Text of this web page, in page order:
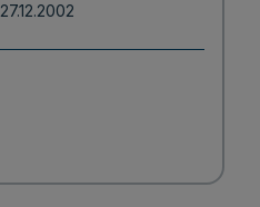
27.12.2002